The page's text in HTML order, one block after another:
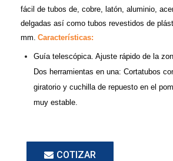
fácil de tubos de, cobre, latón, aluminio,
delgadas así como tubos revestidos de
mm. Características:
Guía telescópica. Ajuste rápido de la
Dos herramientas en una: Cortatubos
giratorio y cuchilla de repuesto en el
muy estable.
COTIZAR